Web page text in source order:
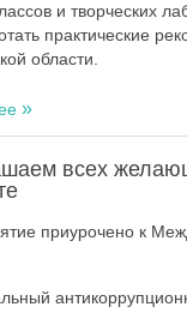
и творческих
практические
области.
всех
приурочено к